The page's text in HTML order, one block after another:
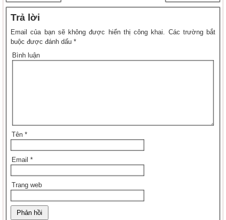
Trả lời
Email của bạn sẽ không được hiển thị công khai.
Các trường bắt
buộc được đánh dấu *
Bình luận
Tên *
Email *
Trang web